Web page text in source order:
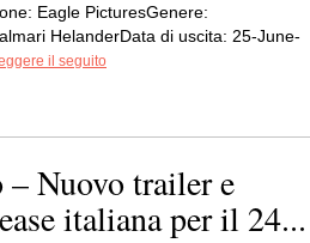
Eagle PicturesGenere:
HelanderData di uscita: 25-June-
il seguito
Nuovo trailer e
italiana per il 24...